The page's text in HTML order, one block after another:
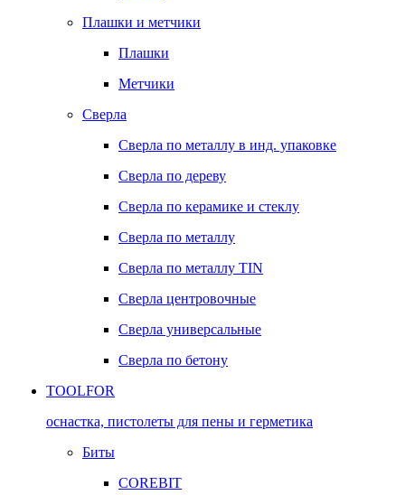
Плашки и метчики
Плашки
Метчики
Сверла
Сверла по металлу в инд. упаковке
Сверла по дереву
Сверла по керамике и стеклу
Сверла по металлу
Сверла по металлу TIN
Сверла центровочные
Сверла универсальные
Сверла по бетону
TOOLFOR
оснастка, пистолеты для пены и герметика
Биты
COREBIT